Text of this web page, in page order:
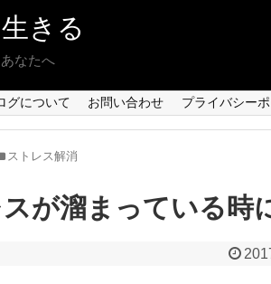
きる
なたへ
グについて お問い合わせ プライバシー
ストレス解消
が溜まっている時